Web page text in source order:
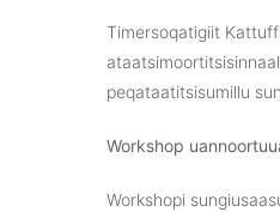
Timersoqatigiit
peqataatitsisumillu
Workshop
Workshopi